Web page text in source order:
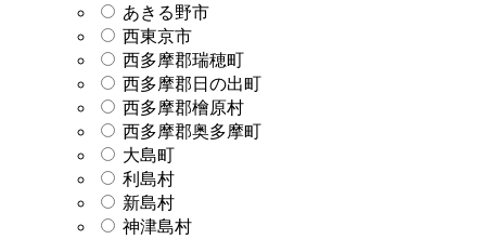
あきる野市
西東京市
西多摩郡瑞穂町
西多摩郡日の出町
西多摩郡檜原村
西多摩郡奥多摩町
大島町
利島村
新島村
神津島村